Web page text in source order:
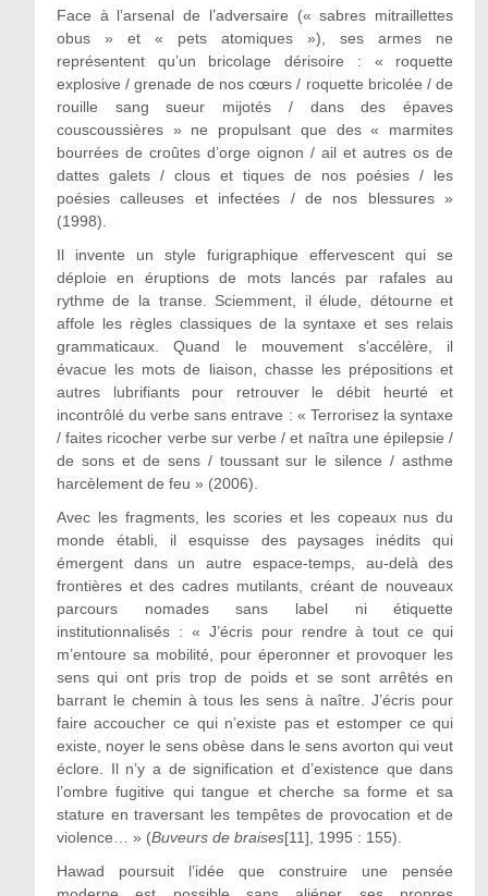
Face à l’arsenal de l’adversaire (« sabres mitraillettes
obus » et « pets atomiques »), ses armes ne
représentent qu’un bricolage dérisoire : « roquette
explosive / grenade de nos cœurs / roquette bricolée / de
rouille sang sueur mijotés / dans des épaves
couscoussières » ne propulsant que des « marmites
bourrées de croûtes d’orge oignon / ail et autres os de
dattes galets / clous et tiques de nos poésies / les
poésies calleuses et infectées / de nos blessures »
(1998).
Il invente un style furigraphique effervescent qui se
déploie en éruptions de mots lancés par rafales au
rythme de la transe. Sciemment, il élude, détourne et
affole les règles classiques de la syntaxe et ses relais
grammaticaux. Quand le mouvement s’accélère, il
évacue les mots de liaison, chasse les prépositions et
autres lubrifiants pour retrouver le débit heurté et
incontrôlé du verbe sans entrave : « Terrorisez la syntaxe
/ faites ricocher verbe sur verbe / et naîtra une épilepsie /
de sons et de sens / toussant sur le silence / asthme
harcèlement de feu » (2006).
Avec les fragments, les scories et les copeaux nus du
monde établi, il esquisse des paysages inédits qui
émergent dans un autre espace-temps, au-delà des
frontières et des cadres mutilants, créant de nouveaux
parcours nomades sans label ni étiquette
institutionnalisés : « J’écris pour rendre à tout ce qui
m’entoure sa mobilité, pour éperonner et provoquer les
sens qui ont pris trop de poids et se sont arrêtés en
barrant le chemin à tous les sens à naître. J’écris pour
faire accoucher ce qui n’existe pas et estomper ce qui
existe, noyer le sens obèse dans le sens avorton qui veut
éclore. Il n’y a de signification et d’existence que dans
l’ombre fugitive qui tangue et cherche sa forme et sa
stature en traversant les tempêtes de provocation et de
violence… » (Buveurs de braises[11], 1995 : 155).
Hawad poursuit l’idée que construire une pensée